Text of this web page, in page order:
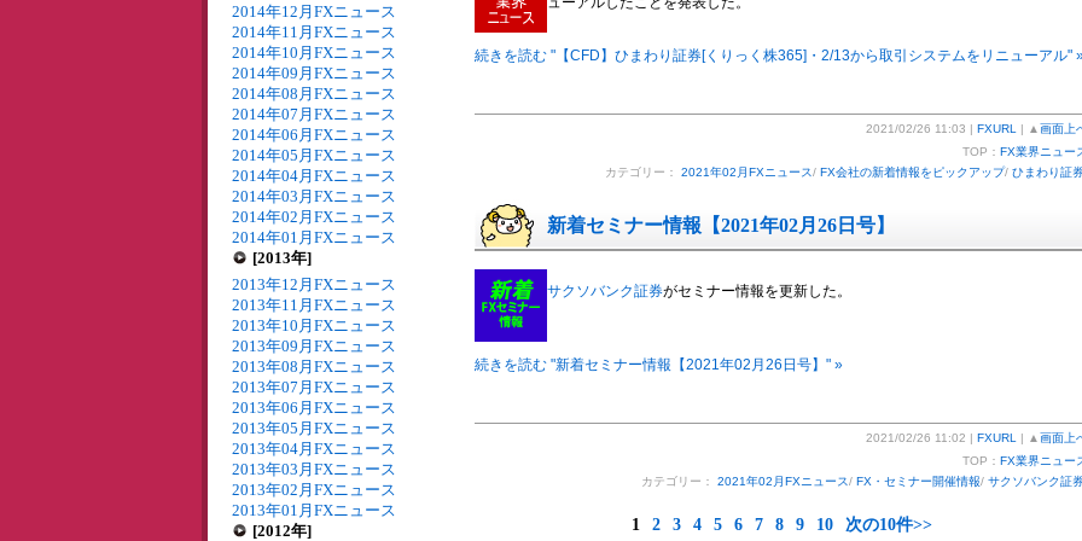
2014年12月FXニュース
2014年11月FXニュース
2014年10月FXニュース
2014年09月FXニュース
2014年08月FXニュース
2014年07月FXニュース
2014年06月FXニュース
2014年05月FXニュース
2014年04月FXニュース
2014年03月FXニュース
2014年02月FXニュース
2014年01月FXニュース
[2013年]
2013年12月FXニュース
2013年11月FXニュース
2013年10月FXニュース
2013年09月FXニュース
2013年08月FXニュース
2013年07月FXニュース
2013年06月FXニュース
2013年05月FXニュース
2013年04月FXニュース
2013年03月FXニュース
2013年02月FXニュース
2013年01月FXニュース
[2012年]
続きを読む "【CFD】ひまわり証券[くりっく株365]・2/13から取引システムをリニューアル"
2021/02/26 11:03 | FXURL | ▲ 画面上
TOP： FX業界ニュー
カテゴリー： 2021年02月FXニュース/ FX会社の新着情報をピックアップ/ ひまわり証
新着セミナー情報【2021年02月26日号】
サクソバンク証券がセミナー情報を更新した。
続きを読む "新着セミナー情報【2021年02月26日号】" »
2021/02/26 11:02 | FXURL | ▲ 画面上
TOP： FX業界ニュー
カテゴリー： 2021年02月FXニュース/ FX・セミナー開催情報/ サクソバンク証
1 2 3 4 5 6 7 8 9 10 次の10件>>